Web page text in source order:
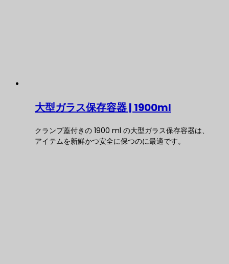
大型ガラス保存容器 | 1900ml
クランプ蓋付きの 1900 ml の大型ガラス保存容器は、
アイテムを新鮮かつ安全に保つのに最適です。